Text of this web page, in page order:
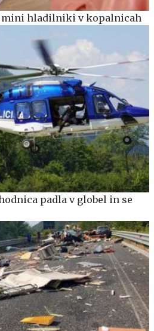
mini hladilniki v kopalnicah
padla v globel in se